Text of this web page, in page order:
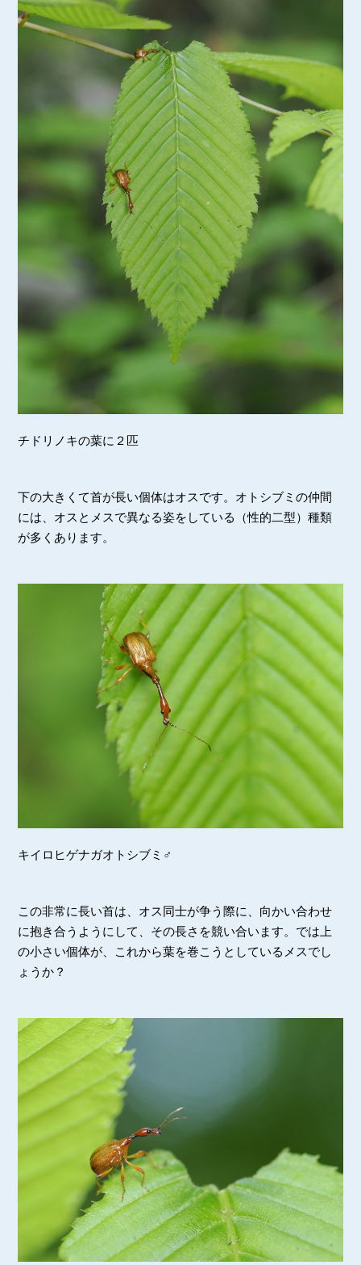
チドリノキの葉に２匹
下の大きくて首が長い個体はオスです。オトシブミの仲間
には、オスとメスで異なる姿をしている（性的二型）種類
が多くあります。
キイロヒゲナガオトシブミ♂
この非常に長い首は、オス同士が争う際に、向かい合わせ
に抱き合うようにして、その長さを競い合います。では上
の小さい個体が、これから葉を巻こうとしているメスでし
ょうか？